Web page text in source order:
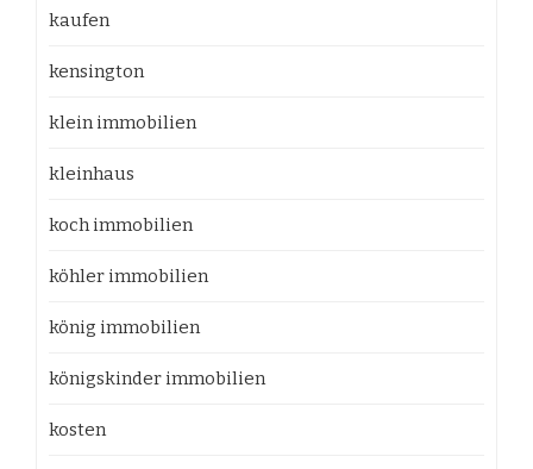
kaufen
kensington
klein immobilien
kleinhaus
koch immobilien
köhler immobilien
könig immobilien
königskinder immobilien
kosten